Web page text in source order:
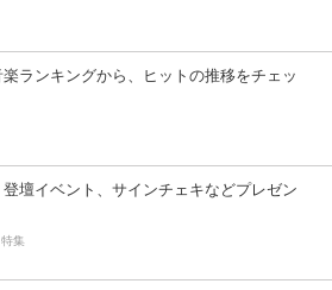
ランキングから、ヒットの推移をチェッ
壇イベント、サインチェキなどプレゼン
集